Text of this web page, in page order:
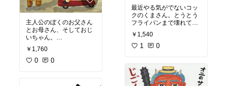
主人公のぼくのお父さん
とお母さん、そしておじ
いちゃん。
ぼくは、おじいちゃんの
お父さん、おじいちゃん
のおじいちゃんのことが
￥1,760
0 0
#こども
#子ども
#親子
#絵本
#えほん
#絵本のある生活
#子育て
#幼稚園
#保育園
#こども園
最近やる気がでないコッ
クのくまさん。とうとう
フライパンまで壊れてし
勧められるがまま怪しい
パンダ柄フライパン。
てくれ小さいパンダ。お
いしくなる呪文もかわい
くて、読み聞かせでみん
￥1,540
1 0